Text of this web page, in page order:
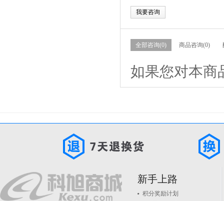
我要咨询
全部咨询(0) 商品咨询(0)
如果您对本商
新手上路
积分奖励计划